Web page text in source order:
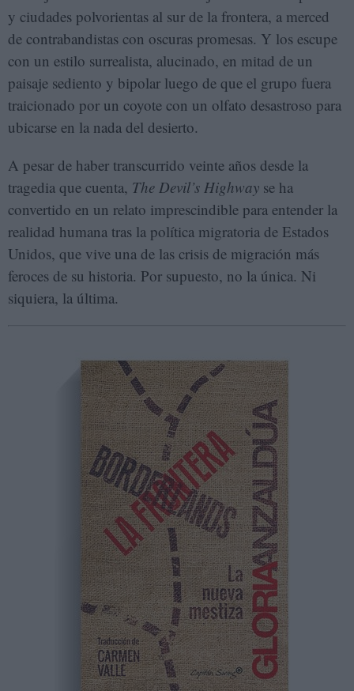
y ciudades polvorientas al sur de la frontera, a merced
de contrabandistas con oscuras promesas. Y los escupe
con un estilo surrealista, alucinado, en mitad de un
paisaje sediento y bipolar luego de que el grupo fuera
traicionado por un coyote con un olfato desastroso para
ubicarse en la nada del desierto.
A pesar de haber transcurrido veinte años desde la
tragedia que cuenta, The Devil’s Highway se ha
convertido en un relato imprescindible para entender la
realidad humana tras la política migratoria de Estados
Unidos, que vive una de las crisis de migración más
feroces de su historia. Por supuesto, no la única. Ni
siquiera, la última.